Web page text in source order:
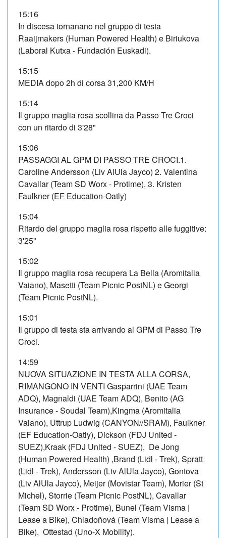
15:16
In discesa tornanano nel gruppo di testa
Raaijmakers (Human Powered Health) e Biriukova
(Laboral Kutxa - Fundación Euskadi).
15:15
MEDIA dopo 2h di corsa 31,200 KM/H
15:14
Il gruppo maglia rosa scollina da Passo Tre Croci
con un ritardo di 3'28"
15:06
PASSAGGI AL GPM DI PASSO TRE CROCI.1.
Caroline Andersson (Liv AlUla Jayco) 2. Valentina
Cavallar (Team SD Worx - Protime), 3. Kristen
Faulkner (EF Education-Oatly)
15:04
Ritardo del gruppo maglia rosa rispetto alle fuggitive:
3'25"
15:02
Il gruppo maglia rosa recupera La Bella (Aromitalia
Vaiano), Masetti (Team Picnic PostNL) e Georgi
(Team Picnic PostNL).
15:01
Il gruppo di testa sta arrivando al GPM di Passo Tre
Croci.
14:59
NUOVA SITUAZIONE IN TESTA ALLA CORSA,
RIMANGONO IN VENTI Gasparrini (UAE Team
ADQ), Magnaldi (UAE Team ADQ), Benito (AG
Insurance - Soudal Team),Kingma (Aromitalia
Vaiano), Uttrup Ludwig (CANYON//SRAM), Faulkner
(EF Education-Oatly), Dickson (FDJ United -
SUEZ),Kraak (FDJ United - SUEZ), De Jong
(Human Powered Health) ,Brand (Lidl - Trek), Spratt
(Lidl - Trek), Andersson (Liv AlUla Jayco), Gontova
(Liv AlUla Jayco), Meijer (Movistar Team), Morier (St
Michel), Storrie (Team Picnic PostNL), Cavallar
(Team SD Worx - Protime), Bunel (Team Visma |
Lease a Bike), Chladoňová (Team Visma | Lease a
Bike), Ottestad (Uno-X Mobility).